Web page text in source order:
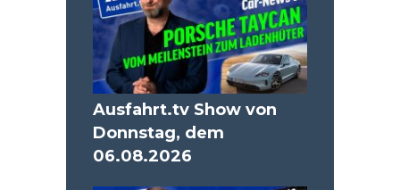
Ausfahrt.tv Show von
Donnstag, dem
06.08.2026